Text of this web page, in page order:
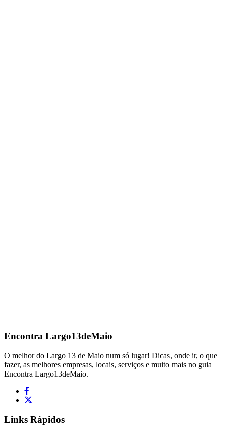
Encontra Largo13deMaio
O melhor do Largo 13 de Maio num só lugar! Dicas, onde ir, o que
fazer, as melhores empresas, locais, serviços e muito mais no guia
Encontra Largo13deMaio.
Links Rápidos